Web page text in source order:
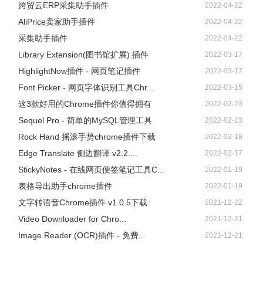
跨贸云ERP采集助手插件 2022-04-22
AliPrice卖家助手插件 2022-04-22
采集助手插件 2022-04-22
Library Extension(图书馆扩展) 插件 2022-03-17
HighlightNow插件 - 网页笔记插件 2022-03-17
Font Picker - 网页字体识别工具Chr... 2022-03-15
这3款好用的Chrome插件你值得拥有 2022-02-23
Sequel Pro - 简单的MySQL管理工具 2022-02-23
Rock Hand 摇滚手势chrome插件下载 2022-02-18
Edge Translate 侧边翻译 v2.2.... 2022-02-17
StickyNotes - 在线网页便签笔记工具C... 2022-01-19
表格导出助手chrome插件 2022-01-19
文字转语音Chrome插件 v1.0.5下载 2021-12-22
Video Downloader for Chro... 2021-12-21
Image Reader (OCR)插件 - 免费... 2021-12-21